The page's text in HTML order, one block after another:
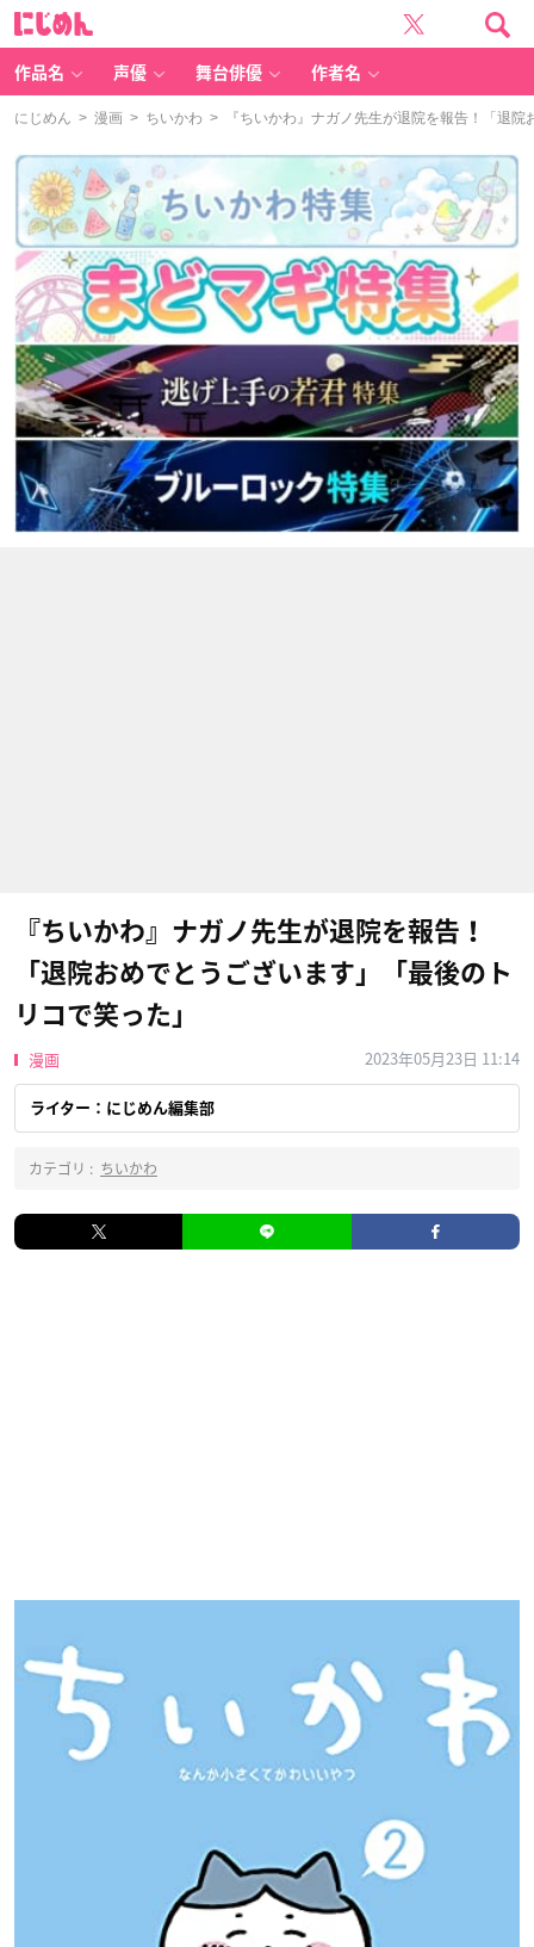
作品名 声優 舞台俳優 作者名
にじめん > 漫画 > ちいかわ > 『ちいかわ』ナガノ先生が退院を報告！「退
『ちいかわ』ナガノ先生が退院を報告！
「退院おめでとうございます」「最後のト
リコで笑った」
漫画 2023年05月23日 11:14
ライター：にじめん編集部
カテゴリ : ちいかわ